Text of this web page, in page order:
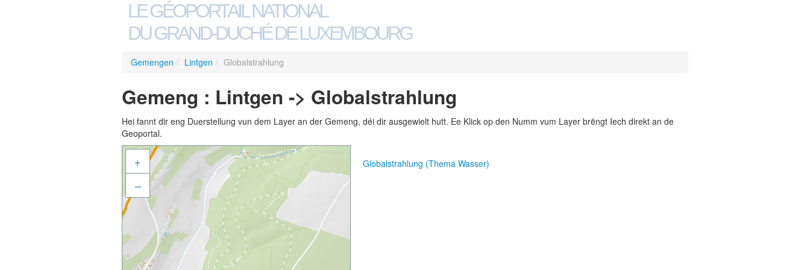
LE GÉOPORTAIL NATIONAL
DU GRAND-DUCHÉ DE LUXEMBOURG
Gemengen / Lintgen / Globalstrahlung
Gemeng : Lintgen -> Globalstrahlung
Hei fannt dir eng Duerstellung vun dem Layer an der Gemeng, déi dir ausgewielt hutt. Ee Klick op den Numm vum Layer brëngt Iech direkt an de
Geoportal.
+
–
Globalstrahlung (Thema Wasser)